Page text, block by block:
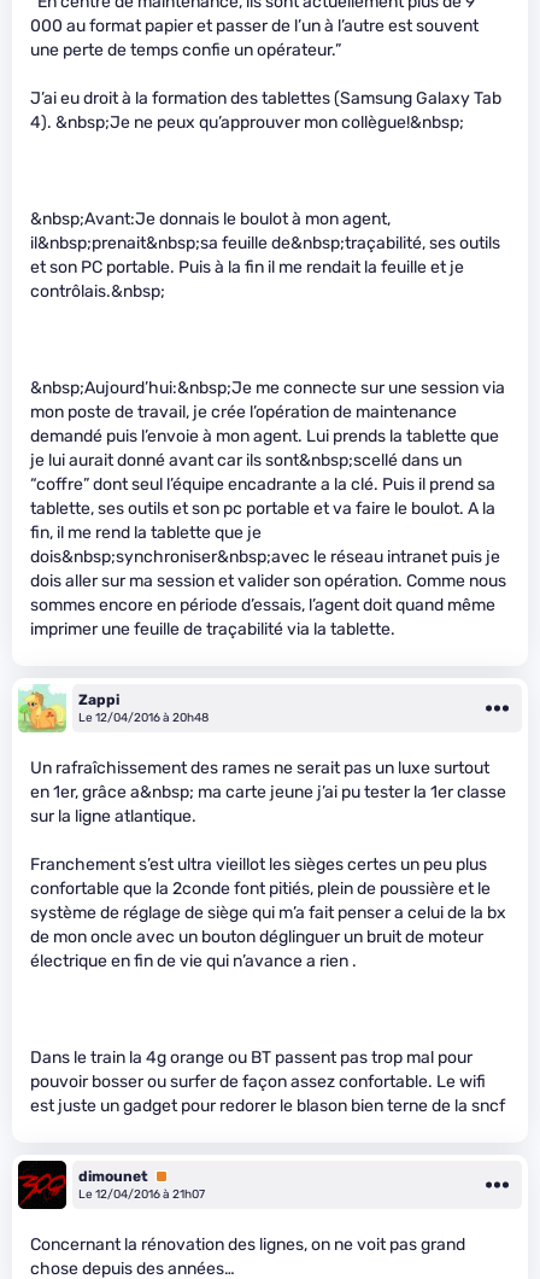
000 au format papier et passer de l’un à l’autre est souvent
une perte de temps confie un opérateur.”
J’ai eu droit à la formation des tablettes (Samsung Galaxy Tab
4). &nbsp;Je ne peux qu’approuver mon collègue!&nbsp;
&nbsp;Avant:Je donnais le boulot à mon agent,
il&nbsp;prenait&nbsp;sa feuille de&nbsp;traçabilité, ses outils
et son PC portable. Puis à la fin il me rendait la feuille et je
contrôlais.&nbsp;
&nbsp;Aujourd’hui:&nbsp;Je me connecte sur une session via
mon poste de travail, je crée l’opération de maintenance
demandé puis l’envoie à mon agent. Lui prends la tablette que
je lui aurait donné avant car ils sont&nbsp;scellé dans un
“coffre” dont seul l’équipe encadrante a la clé. Puis il prend sa
tablette, ses outils et son pc portable et va faire le boulot. A la
fin, il me rend la tablette que je
dois&nbsp;synchroniser&nbsp;avec le réseau intranet puis je
dois aller sur ma session et valider son opération. Comme nous
sommes encore en période d’essais, l’agent doit quand même
imprimer une feuille de traçabilité via la tablette.
Zappi
Le 12/04/2016 à 20h48
Un rafraîchissement des rames ne serait pas un luxe surtout
en 1er, grâce a&nbsp; ma carte jeune j’ai pu tester la 1er classe
sur la ligne atlantique.
Franchement s’est ultra vieillot les sièges certes un peu plus
confortable que la 2conde font pitiés, plein de poussière et le
système de réglage de siège qui m’a fait penser a celui de la bx
de mon oncle avec un bouton déglinguer un bruit de moteur
électrique en fin de vie qui n’avance a rien .
Dans le train la 4g orange ou BT passent pas trop mal pour
pouvoir bosser ou surfer de façon assez confortable. Le wifi
est juste un gadget pour redorer le blason bien terne de la sncf
dimounet Premium
Le 12/04/2016 à 21h07
Concernant la rénovation des lignes, on ne voit pas grand
chose depuis des années…